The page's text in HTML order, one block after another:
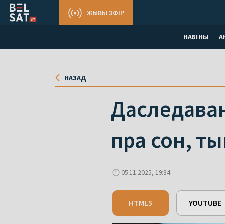
НАВІНЫ
ЖЫВЫ ЭФІР
НАЗАД
пра сон,
05.11.2025, 19:34
HTML5 YOUTUBE